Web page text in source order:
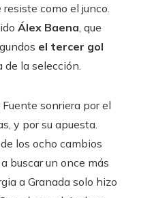
como el junco.
Álex Baena , que
el tercer gol
la selección.
sonriera por el
y por su apuesta.
los ocho cambios
buscar un once más
a Granada solo hizo